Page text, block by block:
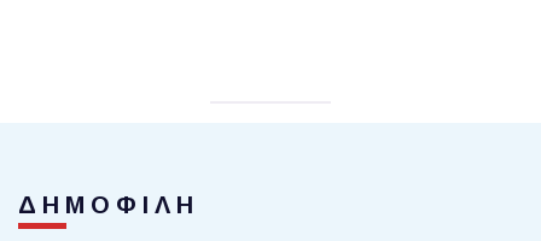
ΔΗΜΟΦΙΛΗ